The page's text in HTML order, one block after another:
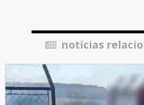
notícias